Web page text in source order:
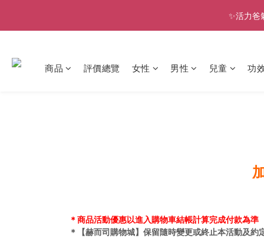
✨活力爸
商品 評價總覽 女性 男性 兒童 功
＊商品活動優惠以進入購物車結帳計算完成付款為準
＊【赫而司購物城】保留隨時變更或終止本活動及約